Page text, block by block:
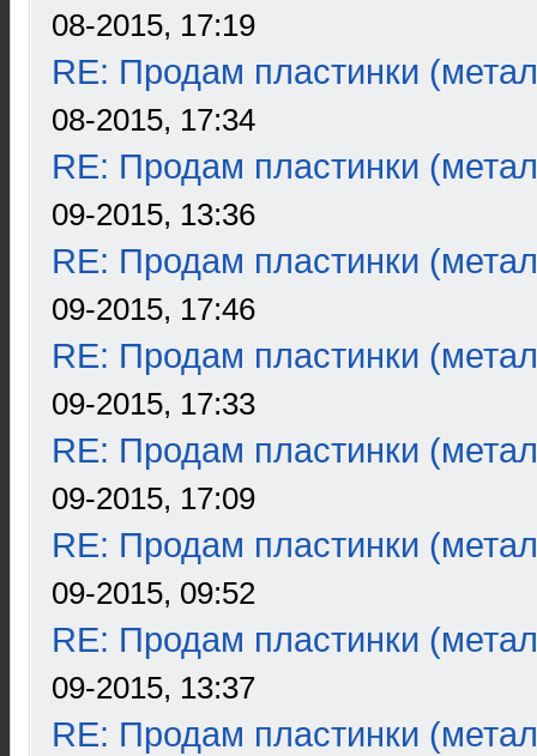
08-2015, 17:19
RE: Продам пластинки
08-2015, 17:34
RE: Продам пластинки
09-2015, 13:36
RE: Продам пластинки
09-2015, 17:46
RE: Продам пластинки
09-2015, 17:33
RE: Продам пластинки
09-2015, 17:09
RE: Продам пластинки
09-2015, 09:52
RE: Продам пластинки
09-2015, 13:37
RE: Продам пластинки